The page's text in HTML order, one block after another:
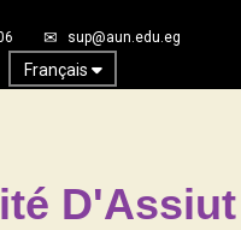
sup@aun.edu.eg
Français
D'Assiut